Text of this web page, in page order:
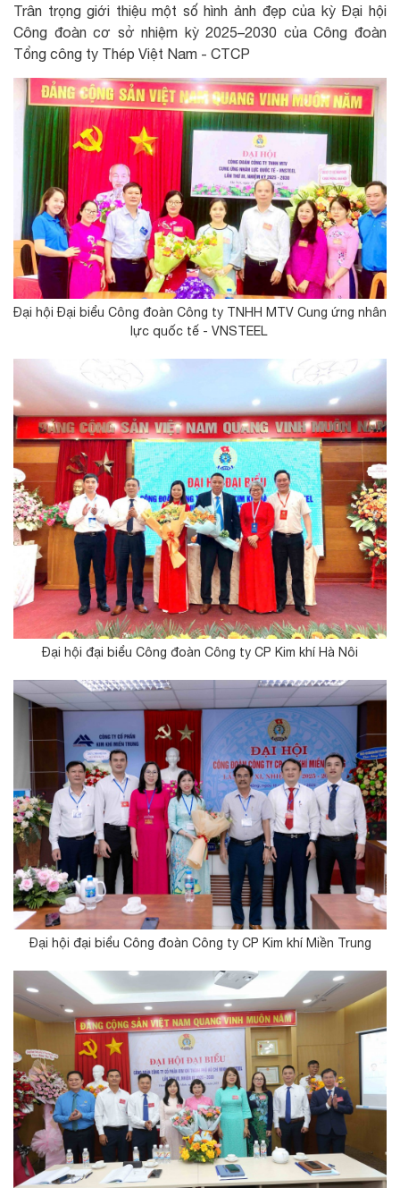
Trân trọng giới thiệu một số hình ảnh đẹp của kỳ Đại hội
Công đoàn cơ sở nhiệm kỳ 2025–2030 của Công đoàn
Tổng công ty Thép Việt Nam - CTCP
Đại hội Đại biểu Công đoàn Công ty TNHH MTV Cung ứng nhân
lực quốc tế - VNSTEEL
Đại hội đại biểu Công đoàn Công ty CP Kim khí Hà Nôi
Đại hội đại biểu Công đoàn Công ty CP Kim khí Miền Trung